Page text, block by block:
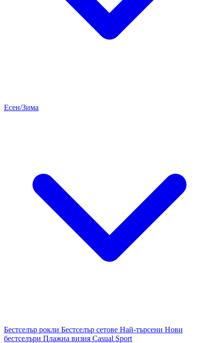
Есен/Зима
Бестселър рокли Бестселър сетове Най-търсени Нови
бестселъри Плажна визия Casual Sport